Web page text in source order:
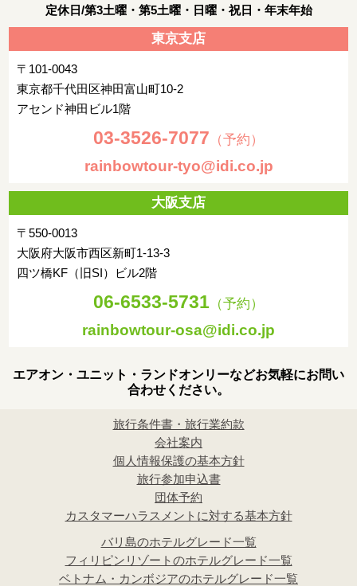
定休日/第3土曜・第5土曜・日曜・祝日・年末年始
東京支店
〒101-0043
東京都千代田区神田富山町10-2
アセンド神田ビル1階
03-3526-7077 （予約）
rainbowtour-tyo@idi.co.jp
大阪支店
〒550-0013
大阪府大阪市西区新町1-13-3
四ツ橋KF（旧SI）ビル2階
06-6533-5731 （予約）
rainbowtour-osa@idi.co.jp
エアオン・ユニット・ランドオンリーなどお気軽にお問い
合わせください。
旅行条件書・旅行業約款
会社案内
個人情報保護の基本方針
旅行参加申込書
団体予約
カスタマーハラスメントに対する基本方針
バリ島のホテルグレード一覧
フィリピンリゾートのホテルグレード一覧
ベトナム・カンボジアのホテルグレード一覧